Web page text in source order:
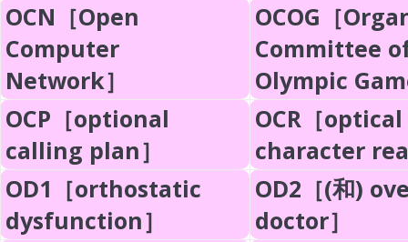
OCN［Open
Computer
Network］
OCOG［
Committee
Olympic
OCP［optional
calling plan］
OCR［optical
character
OD1［orthostatic
dysfunction］
OD2［(和)
doctor］